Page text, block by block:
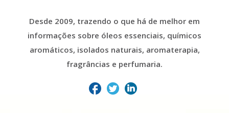
Desde 2009, trazendo o que há de melhor em
informações sobre óleos essenciais, químicos
aromáticos, isolados naturais, aromaterapia,
fragrâncias e perfumaria.